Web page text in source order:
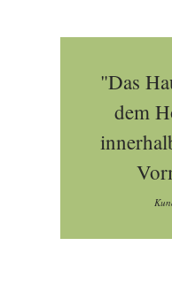
"Das
dem